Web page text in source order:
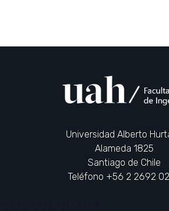
Universidad Alberto
Alameda 1825
Santiago de Chile
Teléfono +56 2 2692